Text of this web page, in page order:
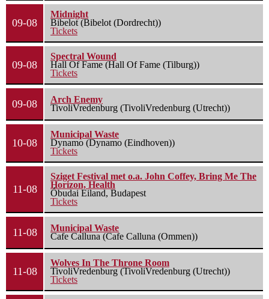
09-08
Midnight
Bibelot (Bibelot (Dordrecht))
Tickets
09-08
Spectral Wound
Hall Of Fame (Hall Of Fame (Tilburg))
Tickets
09-08
Arch Enemy
TivoliVredenburg (TivoliVredenburg (Utrecht))
10-08
Municipal Waste
Dynamo (Dynamo (Eindhoven))
Tickets
11-08
Sziget Festival met o.a. John Coffey, Bring Me The
Horizon, Health
Óbudai Eiland, Budapest
Tickets
11-08
Municipal Waste
Cafe Calluna (Cafe Calluna (Ommen))
11-08
Wolves In The Throne Room
TivoliVredenburg (TivoliVredenburg (Utrecht))
Tickets